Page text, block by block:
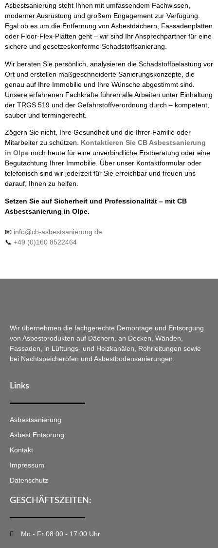
Asbestsanierung steht Ihnen mit umfassendem Fachwissen,
moderner Ausrüstung und großem Engagement zur Verfügung.
Egal ob es um die Entfernung von Asbestdächern, Fassadenplatten
oder Floor-Flex-Platten geht – wir sind Ihr Ansprechpartner für eine
sichere und gesetzeskonforme Schadstoffsanierung.
Wir beraten Sie persönlich, analysieren die Schadstoffbelastung vor
Ort und erstellen maßgeschneiderte Sanierungskonzepte, die
genau auf Ihre Immobilie und Ihre Wünsche abgestimmt sind.
Unsere erfahrenen Fachkräfte führen alle Arbeiten unter Einhaltung
der TRGS 519 und der Gefahrstoffverordnung durch – kompetent,
sauber und termingerecht.
Zögern Sie nicht, Ihre Gesundheit und die Ihrer Familie oder
Mitarbeiter zu schützen. Kontaktieren Sie CB Asbestsanierung
in Olpe noch heute für eine unverbindliche Erstberatung oder eine
Begutachtung Ihrer Immobilie. Über unser Kontaktformular oder
telefonisch sind wir jederzeit für Sie erreichbar und freuen uns
darauf, Ihnen zu helfen.
Setzen Sie auf Sicherheit und Professionalität – mit CB
Asbestsanierung in Olpe.
📧 info@cb-asbestsanierung.de
📞 +49 (0)160 8522464
Wir übernehmen die fachgerechte Demontage und Entsorgung
von Asbestprodukten auf Dächern, an Decken, Wänden,
Fassaden, in Lüftungs- und Heizkanälen, Rohrleitungen sowie
bei Nachtspeicheröfen und Asbestbodensanierungen.
Links
Asbestsanierung
Asbest Entsorung
Kontakt
Impressum
Datenschutz
GESCHÄFTSZEITEN:
Mo - Fr 08:00 - 17:00 Uhr